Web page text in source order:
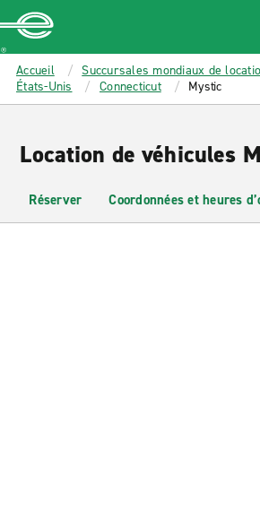
MAIN
CONTENT
Enterprise
Accueil
Succursales mondiaux de
États-Unis
Connecticut Mystic
Location de véhicules
Réserver Coordonnées et heures